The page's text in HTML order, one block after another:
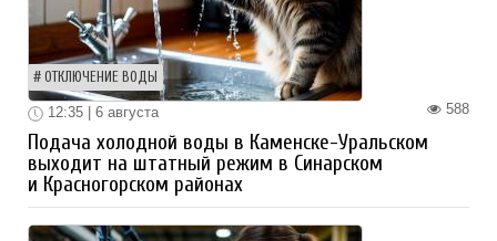
ОТКЛЮЧЕНИЕ ВОДЫ
588
12:35 | 6 августа
Подача холодной воды в Каменске-Уральском
выходит на штатный режим в Синарском
и Красногорском районах